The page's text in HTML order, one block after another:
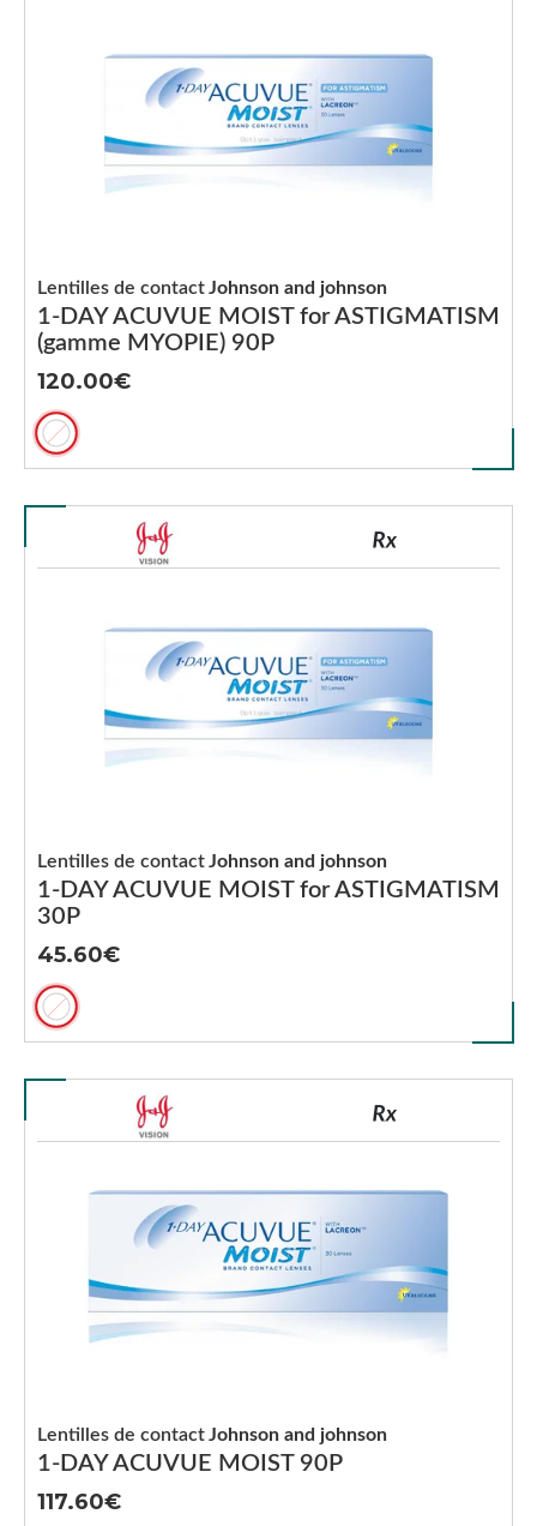
1-DAY ACUVUE MOIST for ASTIGMATISM
(gamme MYOPIE) 90P
Lentilles de contactJohnson and johnson
120.00
1-DAY ACUVUE MOIST for ASTIGMATISM
30P
Lentilles de contactJohnson and johnson
45.60
1-DAY ACUVUE MOIST 90P
Lentilles de contactJohnson and johnson
117.60